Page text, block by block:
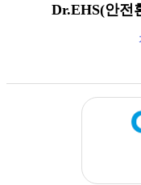
Dr.EHS(안전